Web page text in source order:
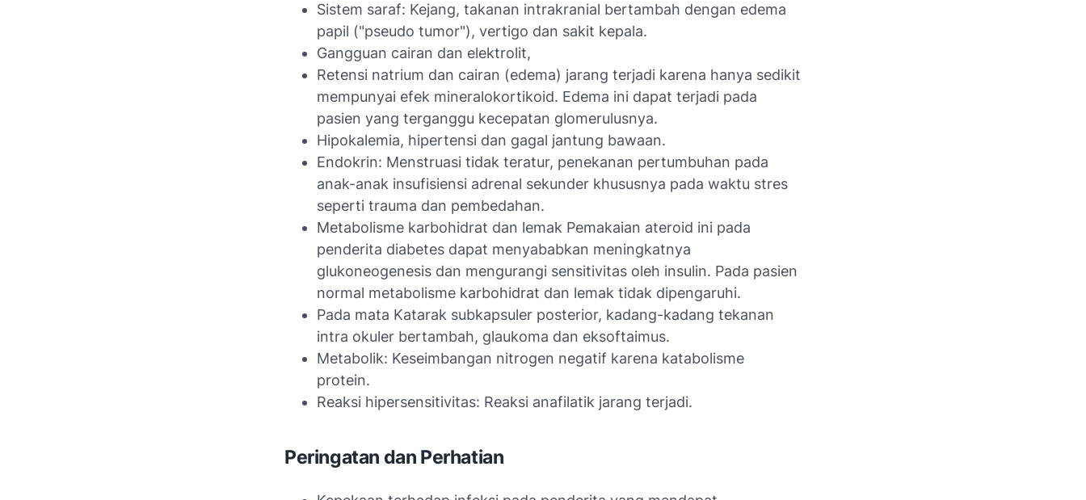
Sistem saraf: Kejang, takanan intrakranial bertambah dengan edema
papil ("pseudo tumor"), vertigo dan sakit kepala.
Gangguan cairan dan elektrolit,
Retensi natrium dan cairan (edema) jarang terjadi karena hanya sedikit
mempunyai efek mineralokortikoid. Edema ini dapat terjadi pada
pasien yang terganggu kecepatan glomerulusnya.
Hipokalemia, hipertensi dan gagal jantung bawaan.
Endokrin: Menstruasi tidak teratur, penekanan pertumbuhan pada
anak-anak insufisiensi adrenal sekunder khususnya pada waktu stres
seperti trauma dan pembedahan.
Metabolisme karbohidrat dan lemak Pemakaian ateroid ini pada
penderita diabetes dapat menyababkan meningkatnya
glukoneogenesis dan mengurangi sensitivitas oleh insulin. Pada pasien
normal metabolisme karbohidrat dan lemak tidak dipengaruhi.
Pada mata Katarak subkapsuler posterior, kadang-kadang tekanan
intra okuler bertambah, glaukoma dan eksoftaimus.
Metabolik: Keseimbangan nitrogen negatif karena katabolisme
protein.
Reaksi hipersensitivitas: Reaksi anafilatik jarang terjadi.
Peringatan dan Perhatian